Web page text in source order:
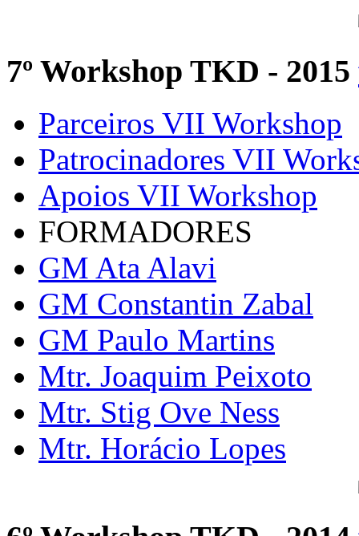
7º Workshop TKD - 2015
Parceiros VII Workshop
Patrocinadores VII
Apoios VII Workshop
FORMADORES
GM Ata Alavi
GM Constantin Zabal
GM Paulo Martins
Mtr. Joaquim Peixoto
Mtr. Stig Ove Ness
Mtr. Horácio Lopes